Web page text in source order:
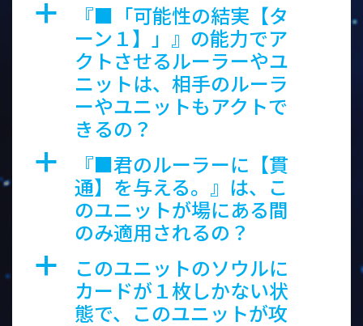
a
『■「可能性の結実【タ
ーン１】」』の能力でア
クトさせるルーラーやユ
ニットは、相手のルーラ
ーやユニットもアクトで
きるの？
a
『■君のルーラーに【貫
通】を与える。』は、こ
のユニットが場にある間
のみ適用されるの？
a
このユニットのソウルに
カードが１枚しかない状
態で、このユニットが攻